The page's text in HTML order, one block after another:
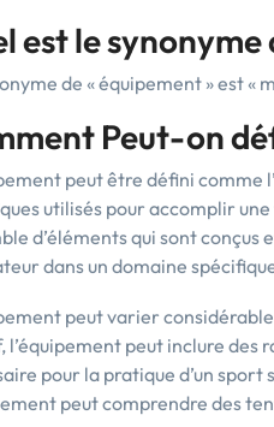
est le synonyme
de « équipement » est «
Peut-on
peut être défini comme
utilisés pour accomplir
d’éléments qui sont
dans un domaine
peut varier
l’équipement peut inclure des
pour la pratique d’un
peut comprendre des